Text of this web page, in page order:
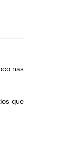
nas
que